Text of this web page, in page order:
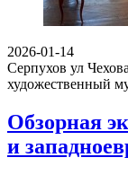
2026-01-14
Серпухов ул
художественный
Обзорная
и